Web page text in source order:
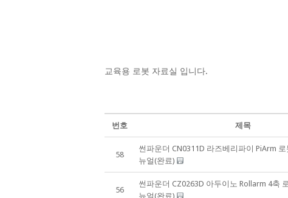
교육용 로봇 자료실 입니다.
번호 제목
58
썬파운더 CN0311D 라즈베리파이 PiArm
뉴얼(완료)
56
썬파운더 CZ0263D 아두이노 Rollarm 4축
뉴얼(완료)